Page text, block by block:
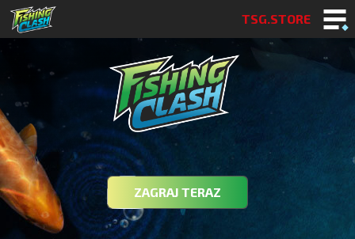
TSG.STORE
ZAGRAJ TERAZ